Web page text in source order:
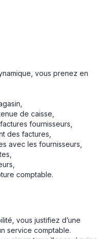
vous prenez en
de caisse,
fournisseurs,
des factures,
avec les fournisseurs,
comptable.
vous justifiez d’une
service comptable.